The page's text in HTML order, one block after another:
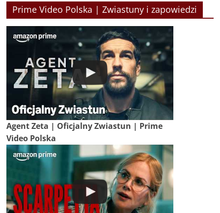
Prime Video Polska | Zwiastuny i zapowiedzi
Agent Zeta | Oficjalny Zwiastun | Prime
Video Polska